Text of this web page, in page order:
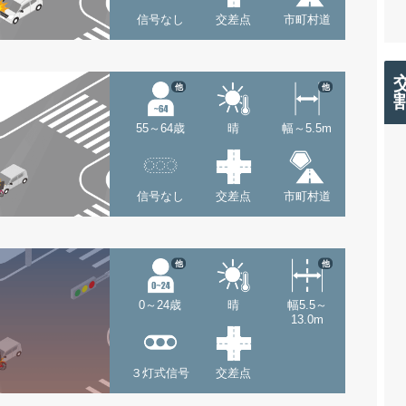
信号なし 交差点 市町村道
55～64歳
他
晴 幅～5.5m
他
信号なし 交差点 市町村道
0～24歳
他
晴
幅5.5～
13.0m
他
３灯式信号 交差点